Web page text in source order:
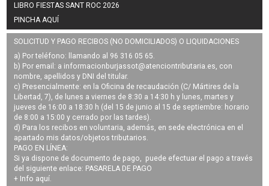
LIBRO FIESTAS SANT ROC 2026
PINCHA AQUÍ
SOLICITUD Y PAGO RECIBOS (NO DOMICILIADOS) O LIQUIDACIONES
a) Por teléfono: llamando al 96 316 05 65.
b) Por email: a informacionburjassot@atenciontributaria.es, con
nombre, apellidos y DNI del titular.
c) Presencialmente: en la Oficina de recaudación (C/ Mártires de la
Libertad, 7), de lunes a viernes de 8:30 a 14:30 h y lunes, martes y
jueves de 16:00 a 18:30 h (del 15 de junio al 15 de septiembre: horario
de 8:00 a 15:00 y cerrado por las tardes).
d) Para los recibos en voluntaria, además, en sede electrónica en el
apartado mis datos/objetos tributarios.
PAGO EN LÍNEA:
Si ya dispone de documento de pago, puede efectuar el pago a través
del siguiente enlace: PASARELA DE PAGO
+ Info aquí.